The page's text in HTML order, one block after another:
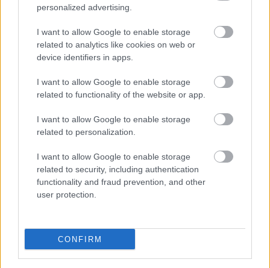
personalized advertising.
I want to allow Google to enable storage
related to analytics like cookies on web or
device identifiers in apps.
I want to allow Google to enable storage
related to functionality of the website or app.
I want to allow Google to enable storage
related to personalization.
I want to allow Google to enable storage
related to security, including authentication
functionality and fraud prevention, and other
user protection.
CONFIRM
Megint rengeteg horrorfilmet néztünk - PuliCast